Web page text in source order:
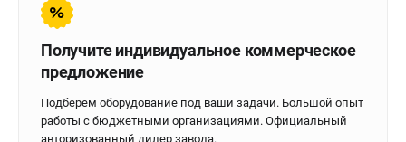
Политика обработки персональных данных
ИНФОРМАЦИЯ
О бренде
Юридическим лицам
Получите индивидуальное коммерческое
предложение
Подберем оборудование под ваши задачи. Большой опыт
работы с бюджетными организациями. Официальный
авторизованный дилер завода.